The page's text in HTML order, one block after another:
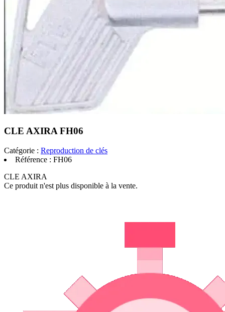
CLE AXIRA FH06
Catégorie : Reproduction de clés
Référence : FH06
CLE AXIRA
Ce produit n'est plus disponible à la vente.